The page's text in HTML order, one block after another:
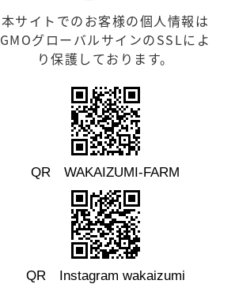
本サイトでのお客様の個人情報は
GMOグローバルサインのSSLによ
り保護しております。
QR WAKAIZUMI-FARM
QR Instagram wakaizumi